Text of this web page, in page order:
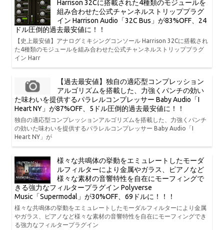
Harrison 32Cに搭載された4種類のモジュールを
組み合わせた公式チャンネルストリッププラグ
イン Harrison Audio「32C Bus」が83%OFF、24
ドル圧倒的過去最安値に！！
【史上最安値】アナログミキシングコンソール Harrison 32Cに搭載され
た4種類のモジュールを組み合わせた公式チャンネルストリッププラグ
イン Harr
【過去最安値】独自の適応型コンプレッション
アルゴリズムを搭載した、力強くパンチの効い
た味わいを提供するパラレルコンプレッサー Baby Audio「I
Heart NY」が87%OFF、5ドル圧倒的過去最安値に！！
独自の適応型コンプレッションアルゴリズムを搭載した、力強くパンチ
の効いた味わいを提供するパラレルコンプレッサー Baby Audio「I
Heart NY」が
様々な共鳴体の挙動をエミュレートしたモーダ
ルフィルターにより金属やガラス、ピアノなど
様々な素材の音響特性を自在にモーフィングで
きる強力なフィルタープラグイン Polyverse
Music「Supermodal」が30%OFF、69ドルに！！！
様々な共鳴体の挙動をエミュレートしたモーダルフィルターにより金属
やガラス、ピアノなど様々な素材の音響特性を自在にモーフィングでき
る強力なフィルタープラグイン